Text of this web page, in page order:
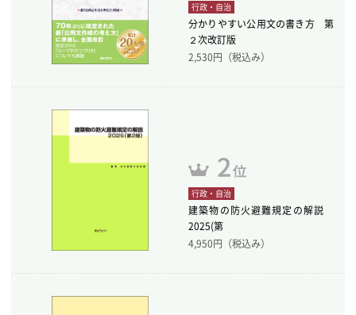
行政・自治
分かりやすい公用文の書き方 第
２次改訂版
2,530円（税込み）
行政・自治
建築物の防火避難規定の解説
2025(第
4,950円（税込み）